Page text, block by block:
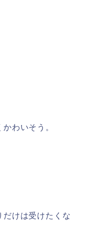
わいそう。
だけは受けたくな